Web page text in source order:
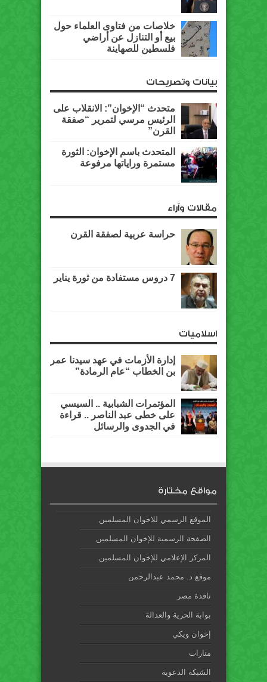
خلاصات من فتاوى العلماء حول
بيع أو التنازل عن أراضي
فلسطين للصهاينة
بيانات وتصريحات
متحدث “الإخوان”: الانقلاب على
الرئيس مرسي لتمرير “صفقة
القرن”
المتحدث باسم الإخوان: الثورة
مستمرة وراياتها مرفوعة
مقالات وآراء
حراسة عربية لصفقة القرن
7 دروس مستفادة من ثورة يناير
اسلاميات
إدارة الأزمات في عهد سيدنا عمر
بن الخطاب “عام الرمادة”
المؤتمرات الشبابية .. السيسي
على خطى عبد الناصر .. قراءة
في الجدوى والرسائل
مواقع مختارة
الموقع الرسمي للاخوان المسلمين
الصفحة الرسمية للإخوان المسلمين
المركز الإعلامي للإخوان المسلمين
موقع د. محمد عبدالرحمن
نافذة مصر
بوابة الحرية والعدالة
إخوان ويكي
منارات
الشبكة الدعوية